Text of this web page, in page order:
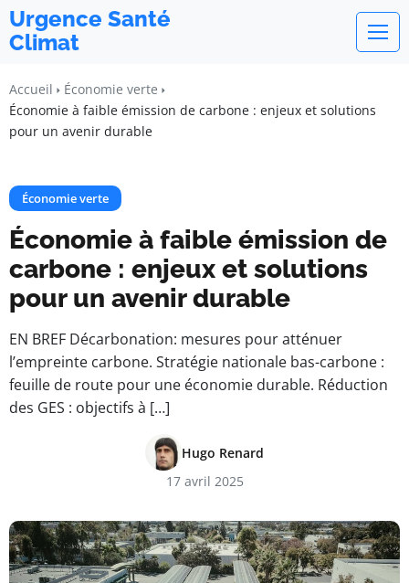
Urgence Santé
Climat
Accueil
Économie verte
Économie à faible émission de carbone : enjeux et solutions
pour un avenir durable
Économie verte
Économie à faible émission de
carbone : enjeux et solutions
pour un avenir durable
EN BREF Décarbonation: mesures pour atténuer
l’empreinte carbone. Stratégie nationale bas-carbone :
feuille de route pour une économie durable. Réduction
des GES : objectifs à […]
Hugo Renard
17 avril 2025